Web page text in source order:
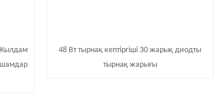
Жылдам
шамдар
48 Вт тырнақ кептіргіші 30 жарық диодты
тырнақ жарығы